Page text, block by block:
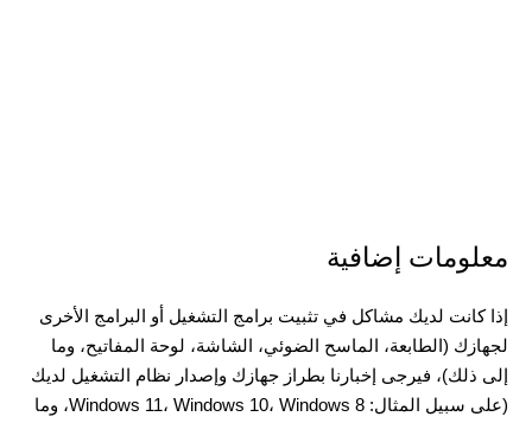
معلومات إضافية
إذا كانت لديك مشاكل في تثبيت برامج التشغيل أو البرامج الأخرى
لجهازك (الطابعة، الماسح الضوئي، الشاشة، لوحة المفاتيح، وما
إلى ذلك)، فيرجى إخبارنا بطراز جهازك وإصدار نظام التشغيل لديك
(على سبيل المثال: Windows 11، Windows 10، Windows 8، وما